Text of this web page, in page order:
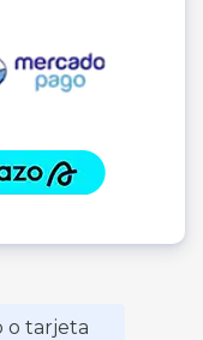
o tarjeta